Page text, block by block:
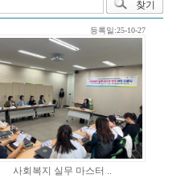
등록일:25-10-27
사회복지 실무 마스터 ..